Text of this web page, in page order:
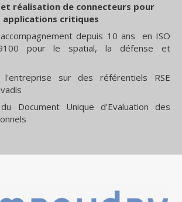
réalisation de connecteurs pour
applications critiques
depuis 10 ans en ISO
pour le spatial, la défense et
l'entreprise sur des référentiels RSE
Document Unique d'Evaluation des